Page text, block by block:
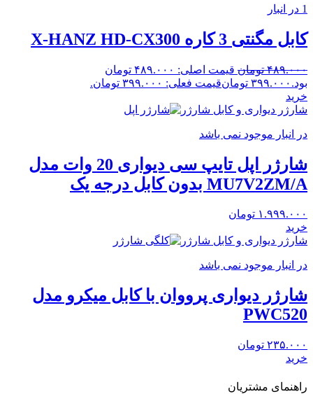
1 در انبار
کابل مگنتی 3 کاره X-HANZ HD-CX300
۴۸۹.۰۰۰ تومان
قیمت اصلی: ۴۸۹.۰۰۰ تومان
بود. ۳۹۹.۰۰۰ تومانقیمت فعلی: ۳۹۹.۰۰۰ تومان.
خرید
شارژر دیواری و کابل شارژر
در انبار موجود نمی باشد
شارژر اپل تایپ سی دیواری 20 وات مدل
MU7V2ZM/A بدون کابل درجه یک
۱.۹۹۹.۰۰۰ تومان
خرید
شارژر دیواری و کابل شارژر
در انبار موجود نمی باشد
شارژر دیواری پرووان با کابل میکرو مدل
PWC520
۲۳۵.۰۰۰ تومان
خرید
راهنمای مشتریان